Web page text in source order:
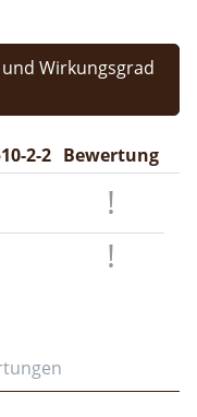
Wirkungsgrad
2-2 Bewertung